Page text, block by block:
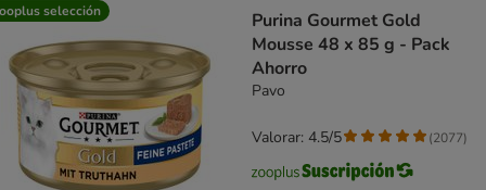
selección
Purina Gourmet Gold
Mousse 48 x 85 g - Pack
Ahorro
Pavo
Valorar: 4.5/5 (2077)